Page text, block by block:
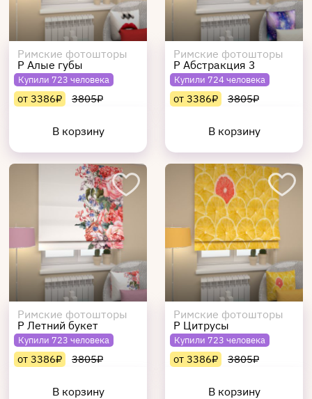
Римские фотошторы
Р Алые губы
Купили 723 человека
от 3386₽ 3805₽
В корзину
Римские фотошторы
Р Абстракция 3
Купили 724 человека
от 3386₽ 3805₽
В корзину
Римские фотошторы
Р Летний букет
Купили 723 человека
от 3386₽ 3805₽
В корзину
Римские фотошторы
Р Цитрусы
Купили 723 человека
от 3386₽ 3805₽
В корзину